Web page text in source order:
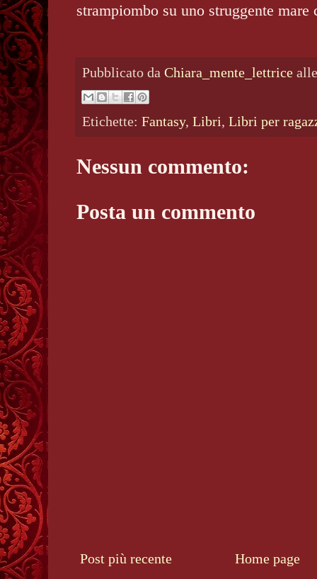
strampiombo su uno struggente mare
Pubblicato da Chiara_mente_lettrice
Etichette: Fantasy, Libri, Libri per
Nessun commento:
Posta un commento
Post più recente Home page